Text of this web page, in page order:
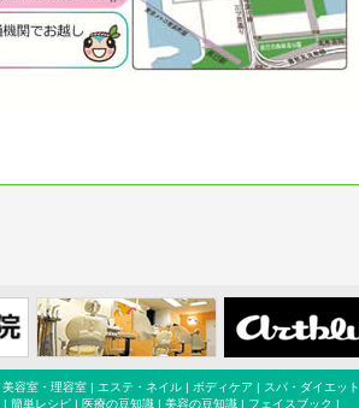
美容室・理容室| エステ・ネイル| ボディケア | スパ・ダイエット
| 簡単レシピ| 医療の豆知識| 美容の豆知識| フェイスブック |